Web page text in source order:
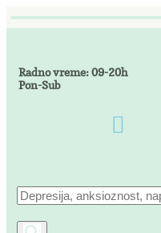
Radno vreme: 09-20h
Pon-Sub
